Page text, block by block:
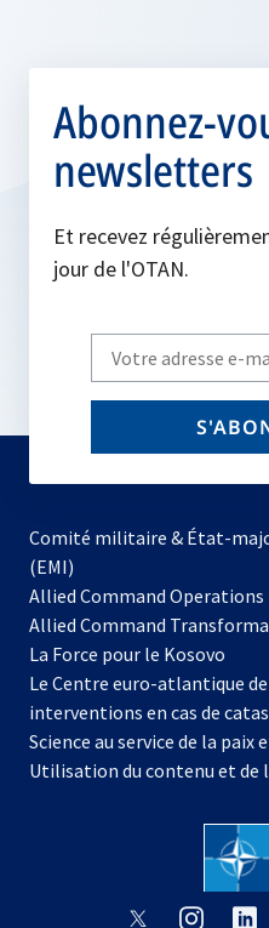
Abonnez-
newsletters
Et recevez
jour de l'OTAN.
Write
your
email
Comité militaire & État-
(EMI)
Allied Command Operations
Allied Command
La Force pour le Kosovo
dans
un
Le Centre euro-atlantique
interventions en cas de
Science au service de la paix
Utilisation du contenu et de
s’ouvres’ouvre